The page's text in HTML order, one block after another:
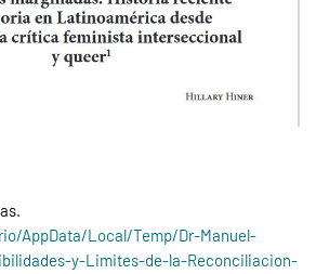
AppData/Local/Temp/Dr-Manuel-
y-Limites-de-la-Reconciliacion-